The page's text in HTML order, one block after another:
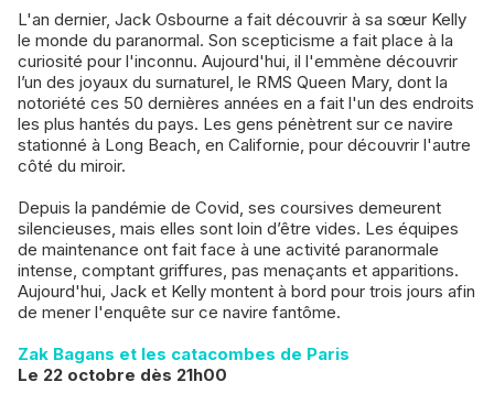
L'an dernier, Jack Osbourne a fait découvrir à sa sœur Kelly
le monde du paranormal. Son scepticisme a fait place à la
curiosité pour l'inconnu. Aujourd'hui, il l'emmène découvrir
l’un des joyaux du surnaturel, le RMS Queen Mary, dont la
notoriété ces 50 dernières années en a fait l'un des endroits
les plus hantés du pays. Les gens pénètrent sur ce navire
stationné à Long Beach, en Californie, pour découvrir l'autre
côté du miroir.
Depuis la pandémie de Covid, ses coursives demeurent
silencieuses, mais elles sont loin d’être vides. Les équipes
de maintenance ont fait face à une activité paranormale
intense, comptant griffures, pas menaçants et apparitions.
Aujourd'hui, Jack et Kelly montent à bord pour trois jours afin
de mener l'enquête sur ce navire fantôme.
Zak Bagans et les catacombes de Paris
Le 22 octobre dès 21h00